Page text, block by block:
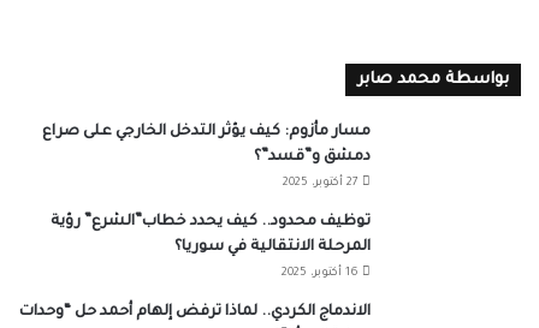
بواسطة محمد صابر
مسار مأزوم: كيف يؤثر التدخل الخارجي على صراع
دمشق و”قسد”؟
27 أكتوبر، 2025
توظيف محدود.. كيف يحدد خطاب”الشرع” رؤية
المرحلة الانتقالية في سوريا؟
16 أكتوبر، 2025
الاندماج الكردي.. لماذا ترفض إلهام أحمد حل “وحدات